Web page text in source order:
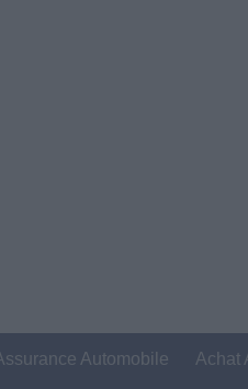
Automobile Achat